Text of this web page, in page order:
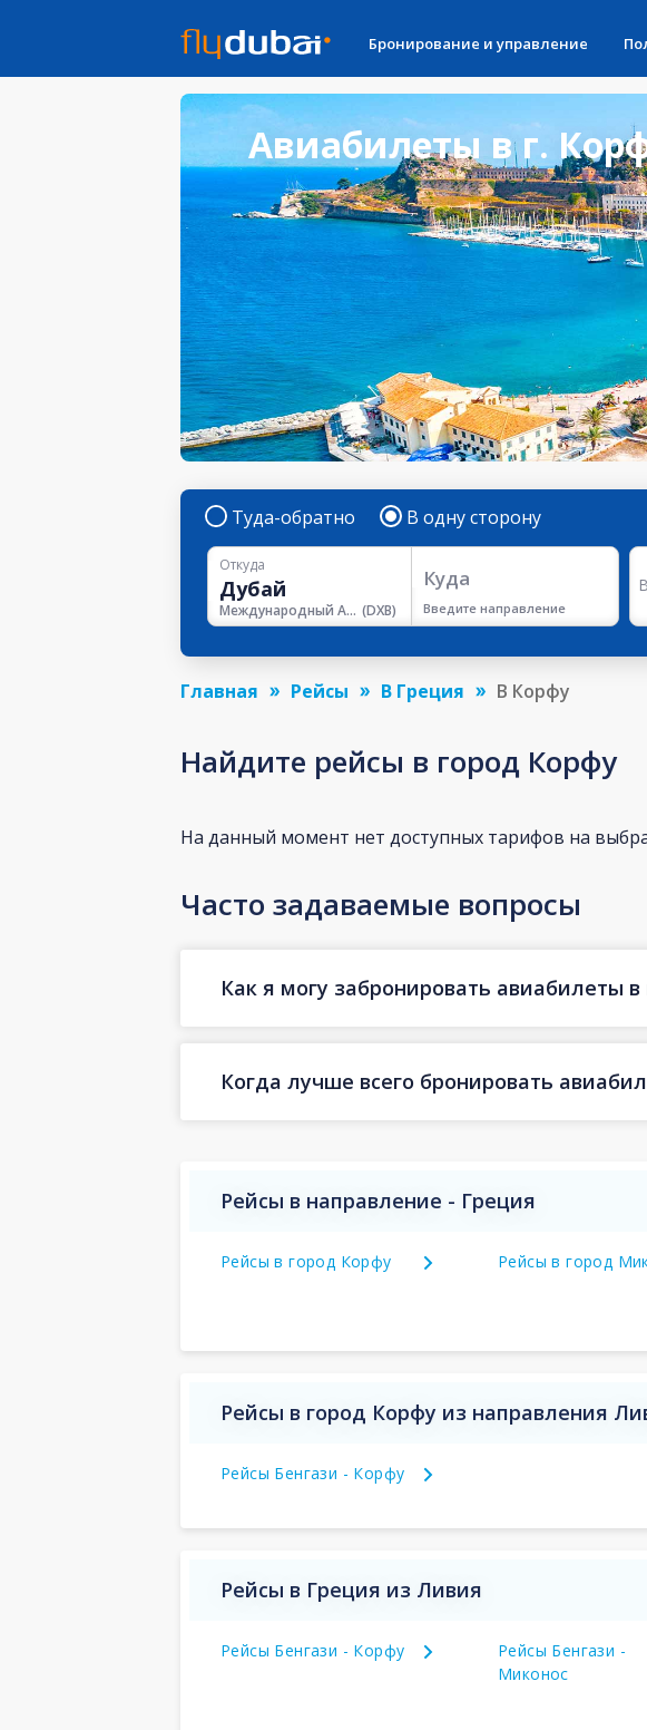
Бронирование и управление
Авиабилеты в г.
Туда-обратно В одну сторону
Откуда
Международный Аэропорт Дубая (DXB)
Куда
Введите направление
Главная Рейсы В Греция В Корфу
Найдите рейсы в город Корфу
На данный момент нет доступных тарифов на
Часто задаваемые вопросы
Как я могу забронировать авиабилеты
Когда лучше всего бронировать
Рейсы в направление - Греция
Рейсы в город Корфу Рейсы в город
Рейсы в город Корфу из направления
Рейсы Бенгази - Корфу
Рейсы в Греция из Ливия
Рейсы Бенгази - Корфу
Рейсы Бенгази -
Миконос